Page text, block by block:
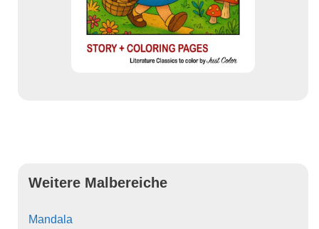
Weitere Malbereiche
Mandala